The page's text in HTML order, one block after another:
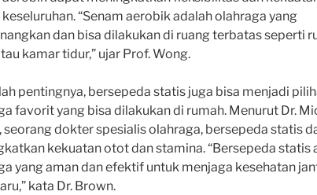
“Senam aerobik adalah olahraga yang
dan bisa dilakukan di ruang terbatas seperti
kamar tidur,” ujar Prof. Wong.
pentingnya, bersepeda statis juga bisa menjadi
favorit yang bisa dilakukan di rumah. Menurut Dr.
seorang dokter spesialis olahraga, bersepeda statis
kekuatan otot dan stamina. “Bersepeda statis
yang aman dan efektif untuk menjaga kesehatan
kata Dr. Brown.